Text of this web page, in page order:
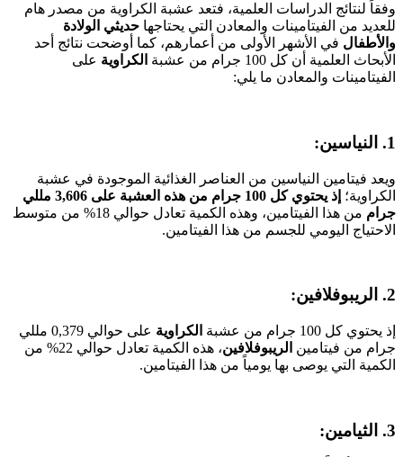
وفقاً لنتائج الدراسات العلمية، فتعد عشبة الكراوية من مصدر هام
للعديد من الفيتامينات والمعادن التي يحتاجها حديثي الولادة
والأطفال في الأشهر الأولى من أعمارهم، كما أوضحت نتائج أحد
الأبحاث العلمية أن كل 100 جرام من عشبة
الكراوية على
الفيتامينات والمعادن ما يلي:
1. النياسين:
ويعد فيتامين النياسين من العناصر الغذائية الموجودة في عشبة
الكراوية؛
إذ يحتوي كل 100 جرام من هذه العشبة على 3,606 مللي
جرام
من هذا الفيتامين، وهذه الكمية تعادل حوالي 18% من متوسط
الاحتياج اليومي للجسم من هذا الفيتامين.
2. الريبوفلافين:
إذ يحتوي كل 100 جرام من عشبة الكراوية
على حوالي 0,379 مللي
جرام من فيتامين الريبوفلافين
، هذه الكمية تعادل حوالي 22% من
الكمية التي يوصى بها يومياً من هذا الفيتامين.
3. الثيامين: